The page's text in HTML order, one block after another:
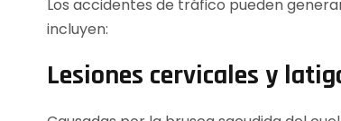
Los accidentes de tráfico pueden
incluyen:
Lesiones cervicales y